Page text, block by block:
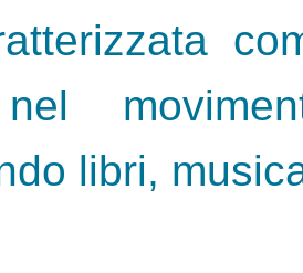
libri,